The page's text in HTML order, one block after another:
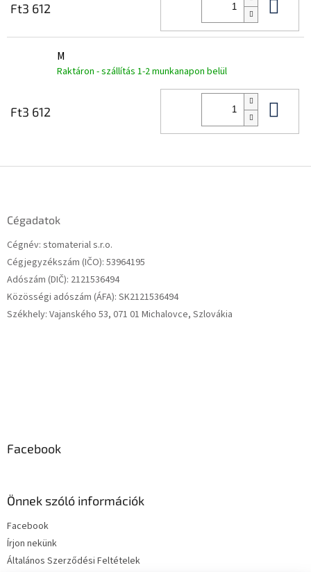
Ft3 612
M
Raktáron - szállítás 1-2 munkanapon belül
Ft3 612
Cégadatok
Cégnév: stomaterial s.r.o.
Cégjegyzékszám (IČO): 53964195
Adószám (DIČ): 2121536494
Közösségi adószám (ÁFA): SK2121536494
Székhely: Vajanského 53, 071 01 Michalovce, Szlovákia
Facebook
Önnek szóló információk
Facebook
Írjon nekünk
Általános Szerződési Feltételek